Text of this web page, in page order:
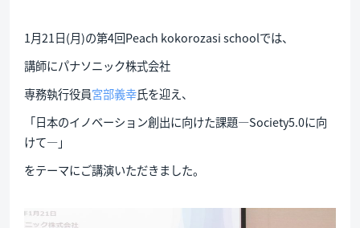
1月21日(月)の第4回Peach kokorozasi schoolでは、
講師にパナソニック株式会社
専務執行役員宮部義幸氏を迎え、
「日本のイノベーション創出に向けた課題―Society5.0に向
けて―」
をテーマにご講演いただきました。